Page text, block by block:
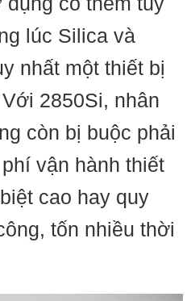
lúc Silica và
nhất một thiết bị
2850Si, nhân
còn bị buộc phải
vận hành thiết
cao hay quy
tốn nhiều thời